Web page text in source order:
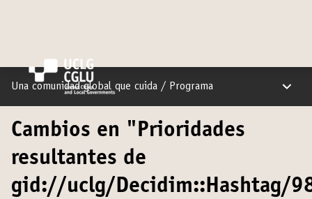
Una comunidad global que cuida / Programa Menú
Cambios en "Prioridades
resultantes de
gid://uclg/Decidim::Hashtag/